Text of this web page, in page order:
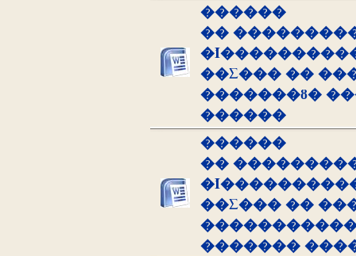
������
��
��Σ��� ��
�������ȣ�
������
������
��
��Σ��� ��
�������